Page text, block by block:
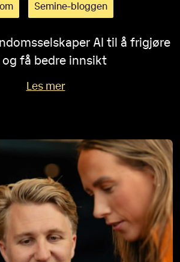
Semine-bloggen
AI til å frigjøre
få bedre innsikt
Les mer